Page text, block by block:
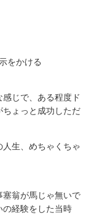
をかける
じで、ある程度ド
ちょっと成功しただ
生、めちゃくちゃ
翁が馬じゃ無いで
の経験をした当時